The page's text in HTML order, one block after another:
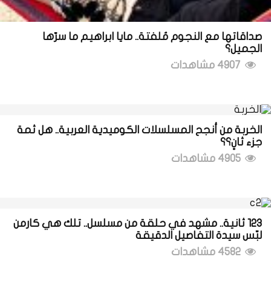
صداقاتها مع النجوم مُلفتة.. مايا ابراهيم ما سرّها
الجميل؟
الخربة من أنجح المسلسلات الكوميدية العربية.. هل ثمة
جزء ثانٍ؟؟
123 ثانية.. مشهد في حلقة من مسلسل.. تلك هي كارمن
لبّس سيدة التفاصيل الدقيقة